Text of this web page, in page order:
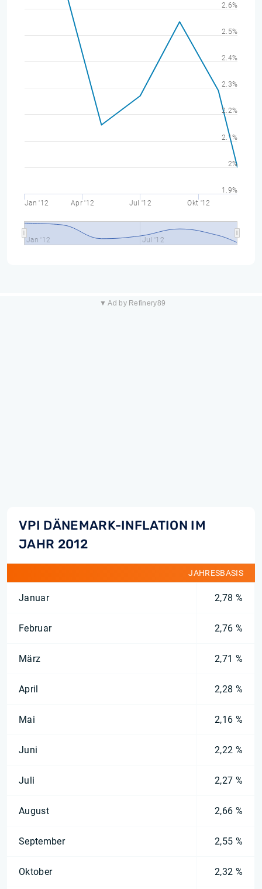
Jan '12 Apr '12 Jul '12 Okt '12
Jan '12 Jul '12
1.9%
2%
2.1%
2.2%
2.3%
2.4%
2.5%
2.6%
▼ Ad by Refinery89
VPI DÄNEMARK-INFLATION IM
JAHR 2012
JAHRESBASIS
Januar 2,78 %
Februar 2,76 %
März 2,71 %
April 2,28 %
Mai 2,16 %
Juni 2,22 %
Juli 2,27 %
August 2,66 %
September 2,55 %
Oktober 2,32 %